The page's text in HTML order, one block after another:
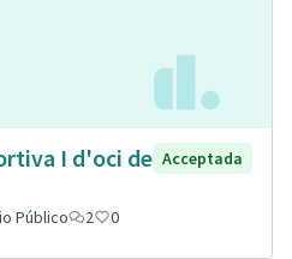
I d'oci de Acceptada
Público 2 0